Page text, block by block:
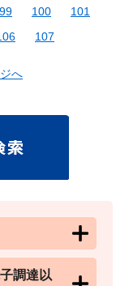
99 100
101
107
へ
調達以